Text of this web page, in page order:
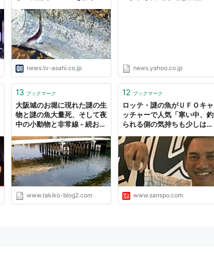
news.tv-asahi.co.jp news.yahoo.co.jp
13 ブックマーク
大阪城のお堀に現れた謎の生
物と謎の魚大量死、そして夜
中の小動物と非常線 - 続おば
www.takiko-blog2.com
12 ブックマーク
ロッテ・謎の魚がＵＦＯキャ
ッチャーで人気「寒い中、釣
られる側の気持ちも少しは考
www.sanspo.com